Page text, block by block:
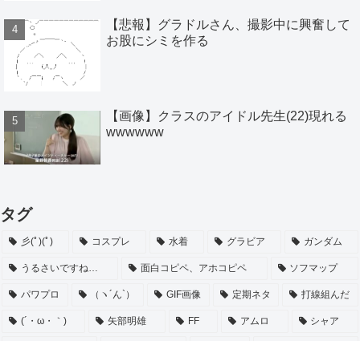
【悲報】グラドルさん、撮影中に興奮して
お股にシミを作る
【画像】クラスのアイドル先生(22)現れる
wwwwww
タグ
彡(ﾟ)(ﾟ) コスプレ 水着 グラビア ガンダム
うるさいですね… 面白コピペ、アホコピペ ソフマップ
パワプロ （ヽ´ん`） GIF画像 定期ネタ 打線組んだ
(´・ω・｀) 矢部明雄 FF アムロ シャア